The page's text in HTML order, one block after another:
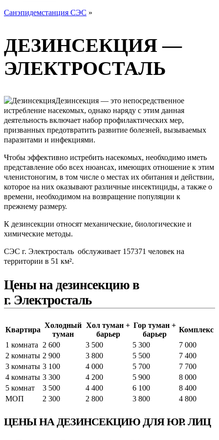
Санэпидемстанция СЭС »
ДЕЗИНСЕКЦИЯ —
ЭЛЕКТРОСТАЛЬ
Дезинсекция — это непосредственное
истребление насекомых, однако наряду с этим данная
деятельность включает набор профилактических мер,
призванных предотвратить развитие болезней, вызываемых
паразитами и инфекциями.
Чтобы эффективно истребить насекомых, необходимо иметь
представление обо всех нюансах, имеющих отношение к этим
членистоногим, в том числе о местах их обитания и действии,
которое на них оказывают различные инсектициды, а также о
времени, необходимом на возвращение популяции к
прежнему размеру.
К дезинсекции относят механические, биологические и
химические методы.
СЭС г. Электросталь обслуживает 157371 человек на
территории в 51 км².
Цены на дезинсекцию в
г. Электросталь
Квартира
Холодный
туман
Хол туман +
барьер
Гор туман +
барьер
Комплекс
1 комната
2 600 3 500 5 300
7 000
2 комнаты 2 900 3 800 5 500
7 400
3 комнаты 3 100 4 000 5 700
7 700
4 комнаты 3 300 4 200 5 900
8 000
5 комнат
3 500 4 400 6 100
8 400
МОП
2 300 2 800 3 800 4 800
ЦЕНЫ НА ДЕЗИНСЕКЦИЮ ДЛЯ ЮР. ЛИЦ